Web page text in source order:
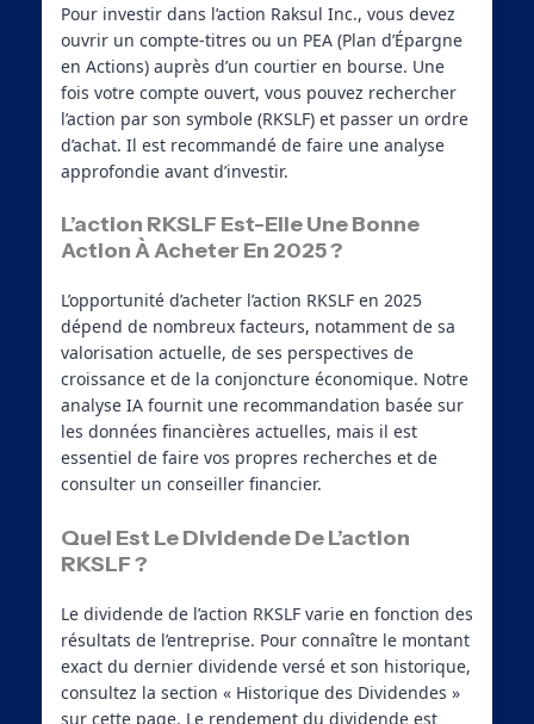
Pour investir dans l’action Raksul Inc., vous devez
ouvrir un compte-titres ou un PEA (Plan d’Épargne
en Actions) auprès d’un courtier en bourse. Une
fois votre compte ouvert, vous pouvez rechercher
l’action par son symbole (RKSLF) et passer un ordre
d’achat. Il est recommandé de faire une analyse
approfondie avant d’investir.
L’action RKSLF Est-Elle Une Bonne
Action À Acheter En 2025 ?
L’opportunité d’acheter l’action RKSLF en 2025
dépend de nombreux facteurs, notamment de sa
valorisation actuelle, de ses perspectives de
croissance et de la conjoncture économique. Notre
analyse IA fournit une recommandation basée sur
les données financières actuelles, mais il est
essentiel de faire vos propres recherches et de
consulter un conseiller financier.
Quel Est Le Dividende De L’action
RKSLF ?
Le dividende de l’action RKSLF varie en fonction des
résultats de l’entreprise. Pour connaître le montant
exact du dernier dividende versé et son historique,
consultez la section « Historique des Dividendes »
sur cette page. Le rendement du dividende est